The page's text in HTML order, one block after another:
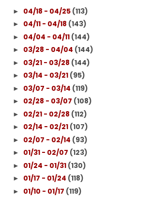
► 04/18 - 04/25 (113)
► 04/11 - 04/18 (143)
► 04/04 - 04/11 (144)
► 03/28 - 04/04 (144)
► 03/21 - 03/28 (144)
► 03/14 - 03/21 (95)
► 03/07 - 03/14 (119)
► 02/28 - 03/07 (108)
► 02/21 - 02/28 (112)
► 02/14 - 02/21 (107)
► 02/07 - 02/14 (93)
► 01/31 - 02/07 (123)
► 01/24 - 01/31 (130)
► 01/17 - 01/24 (118)
► 01/10 - 01/17 (119)